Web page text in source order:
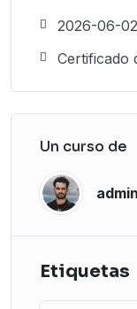
2026-06-
Certificado
Un curso de
admin
Etiquetas